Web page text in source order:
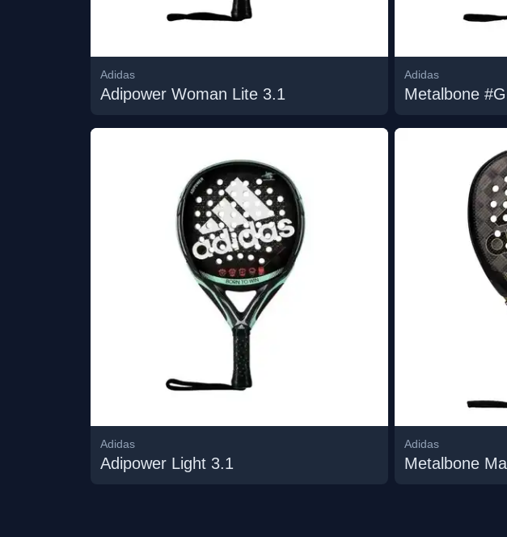
Adidas
Adipower Woman Lite 3.1
Adidas
Metalbone
Adidas
Adipower Light 3.1
Adidas
Metalbone